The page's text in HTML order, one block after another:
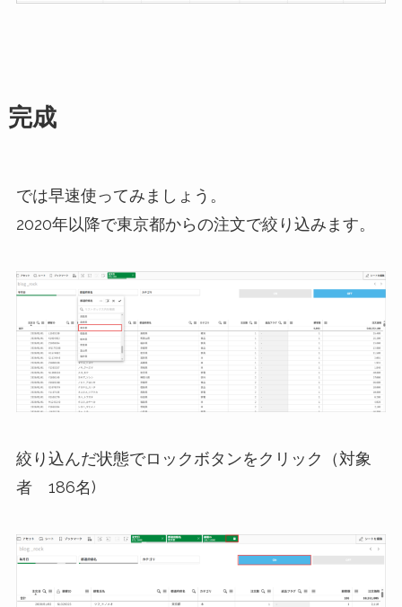
完成
では早速使ってみましょう。
2020年以降で東京都からの注文で絞り込みます。
絞り込んだ状態でロックボタンをクリック（対象
者 186名)